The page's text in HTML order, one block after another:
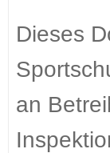
Dieses
an